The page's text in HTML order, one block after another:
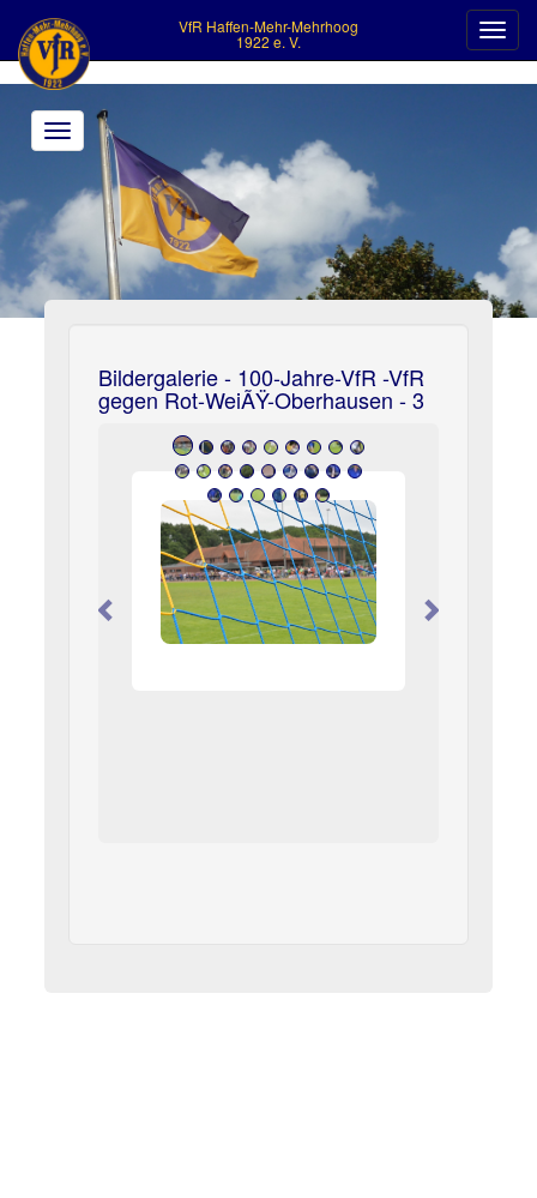
VfR Haffen-Mehr-Mehrhoog
1922 e. V.
Toggle
navigation
Bildergalerie - 100-Jahre-VfR -VfR
gegen Rot-WeiÃŸ-Oberhausen - 3